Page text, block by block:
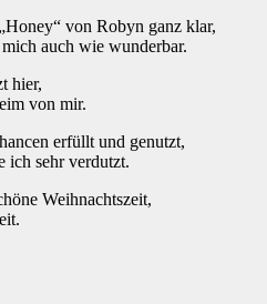
von Robyn ganz klar,
auch wie wunderbar.
hier,
von mir.
erfüllt und genutzt,
ich sehr verdutzt.
Weihnachtszeit,